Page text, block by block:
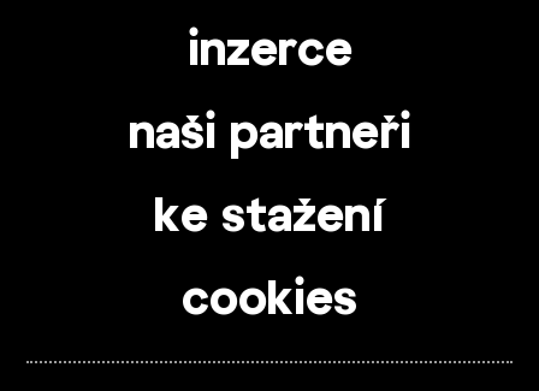
inzerce
naši partneři
ke stažení
cookies